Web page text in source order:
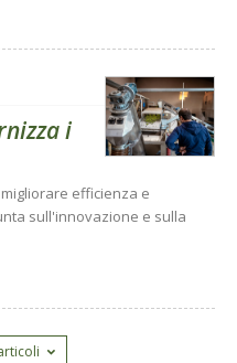
i
efficienza e
sull'innovazione e sulla